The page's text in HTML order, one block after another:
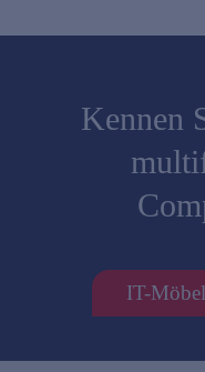
Kennen
IT-